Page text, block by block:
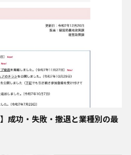
成功・失敗・撤退と業種別の最